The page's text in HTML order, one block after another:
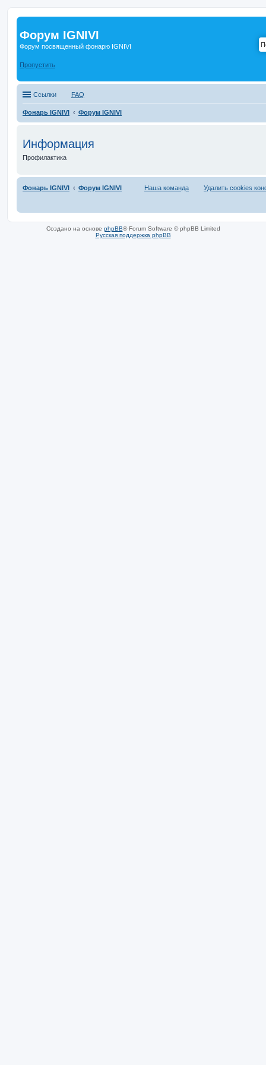
Форум IGNIVI
Форум посвященный фонарю IGNIVI
Пропустить
Ссылки FAQ
Фонарь IGNIVI Форум IGNIVI
Информация
Профилактика
Фонарь IGNIVI Форум IGNIVI Удалить cookies
Наша команда
Создано на основе phpBB® Forum Software © phpBB Limited
Русская поддержка phpBB